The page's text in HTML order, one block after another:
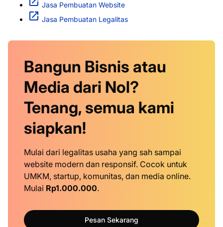
Jasa Pembuatan Website
Jasa Pembuatan Legalitas
Bangun Bisnis atau
Media dari Nol?
Tenang, semua kami
siapkan!
Mulai dari legalitas usaha yang sah sampai
website modern dan responsif. Cocok untuk
UMKM, startup, komunitas, dan media online.
Mulai Rp1.000.000.
Pesan Sekarang